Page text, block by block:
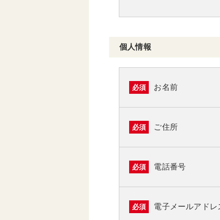
個人情報
必須 お名前
必須 ご住所
必須 電話番号
必須 電子メールアドレ